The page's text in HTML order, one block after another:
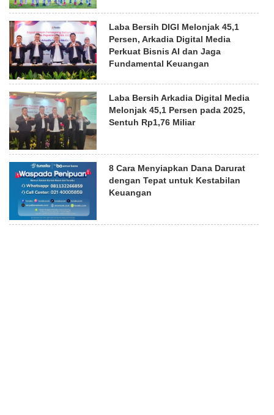
Laba Bersih DIGI Melonjak 45,1
Persen, Arkadia Digital Media
Perkuat Bisnis AI dan Jaga
Fundamental Keuangan
Laba Bersih Arkadia Digital Media
Melonjak 45,1 Persen pada 2025,
Sentuh Rp1,76 Miliar
8 Cara Menyiapkan Dana Darurat
dengan Tepat untuk Kestabilan
Keuangan